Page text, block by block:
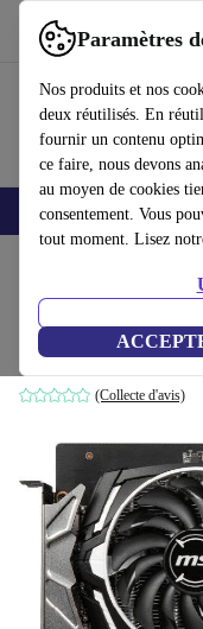
Paramètres
Nos produits et nos
deux réutilisés. En
fournir un contenu
ce faire, nous devons
au moyen de cookies
consentement. Vous
tout moment. Lisez
Utilisez refurbed
Smartphones Laptops
MSI Radeon
8 GB GDDR6
(Collecte d'avis)